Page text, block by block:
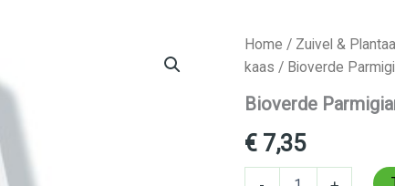
Home / Zuivel &
kaas / Bioverde
Bioverde
€7,35
Bioverde
Parmigiano
Reggiano
BIO
125g
aantal